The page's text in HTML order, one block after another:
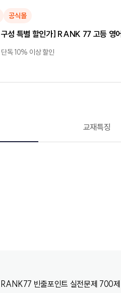
공식몰
성 특별 할인가] RANK 77 고등
독 10% 이상 할인
교재특징
빈출포인트 실전문제 700